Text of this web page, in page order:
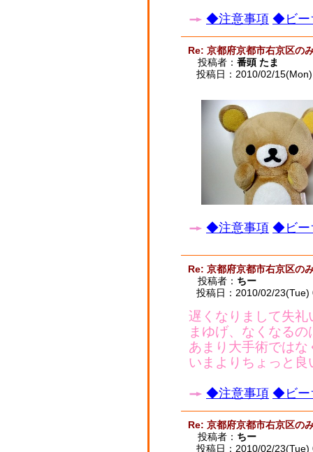
◆注意事項 ◆ビー
Re: 京都府京都市右京区の
投稿者： 番頭 たま
投稿日：2010/02/
◆注意事項 ◆ビー
Re: 京都府京都市右京区の
投稿者： ちー
投稿日：2010/02/
遅くなりまして失礼
まゆげ、なくなる
あまり大手術ではな
いまよりちょっと
◆注意事項 ◆ビー
Re: 京都府京都市右京区の
投稿者： ちー
投稿日：2010/02/